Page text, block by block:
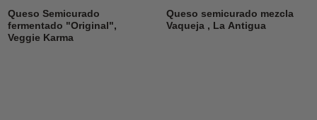
Queso Semicurado
fermentado "Original",
Veggie Karma
Queso semicurado mezcla
Vaqueja , La Antigua